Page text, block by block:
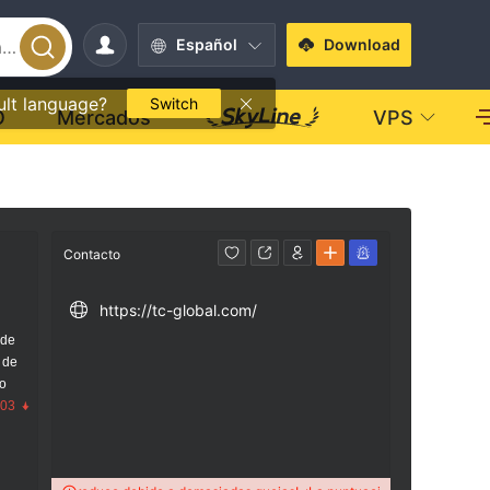
Español
language? Switch
Download
Mercados VPS
Contacto
https://tc-global.com/